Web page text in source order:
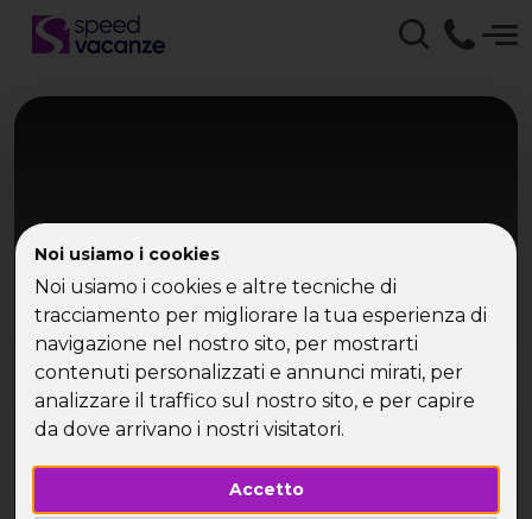
Noi usiamo i cookies
Noi usiamo i cookies e altre tecniche di
tracciamento per migliorare la tua esperienza di
navigazione nel nostro sito, per mostrarti
contenuti personalizzati e annunci mirati, per
analizzare il traffico sul nostro sito, e per capire
da dove arrivano i nostri visitatori.
Accetto
Zanzibar
Zanzibar
Spiagge africane e oceano indiano